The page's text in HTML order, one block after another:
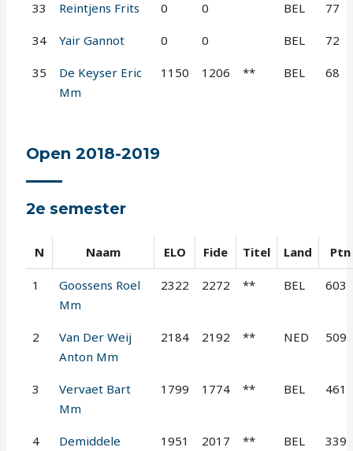
33 Reintjens Frits 0 0 BEL 77
34 Yair Gannot 0 0 BEL 72
35
De Keyser Eric
Mm
1150 1206 ** BEL 68
Open 2018-2019
2e semester
N Naam ELO Fide Titel Land Ptn
1
Goossens Roel
Mm
2322 2272 ** BEL 603
2
Van Der Weij
Anton Mm
2184 2192 ** NED 509
3
Vervaet Bart
Mm
1799 1774 ** BEL 461
4
Demiddele
1951 2017 ** BEL 339